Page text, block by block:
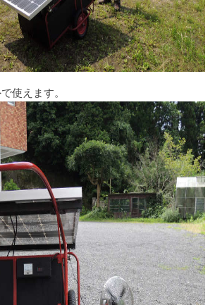
使えます。